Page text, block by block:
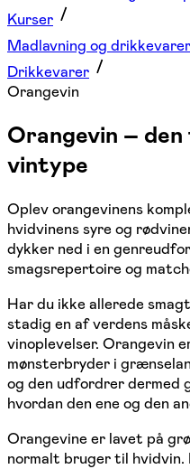
Kurser
Madlavning og drikkevarer
Drikkevarer
Orangevin
Orangevin –
vintype
Oplev orangevinens
hvidvinens syre og
dykker ned i en
smagsrepertoire og
Har du ikke allerede
stadig en af verdens
vinoplevelser. Orangevin
mønsterbryder i
og den udfordrer dermed
hvordan den ene og den
Orangevine er lavet på
normalt bruger til